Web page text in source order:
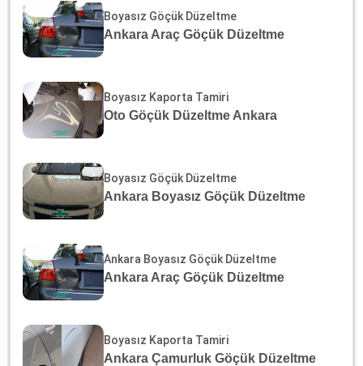
Boyasız Göçük Düzeltme
Ankara Araç Göçük Düzeltme
Boyasız Kaporta Tamiri
Oto Göçük Düzeltme Ankara
Boyasız Göçük Düzeltme
Ankara Boyasız Göçük Düzeltme
Ankara Boyasız Göçük Düzeltme
Ankara Araç Göçük Düzeltme
Boyasız Kaporta Tamiri
Ankara Çamurluk Göçük Düzeltme